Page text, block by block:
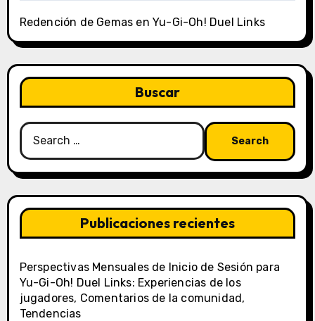
Redención de Gemas en Yu-Gi-Oh! Duel Links
Buscar
Search
for:
Publicaciones recientes
Perspectivas Mensuales de Inicio de Sesión para
Yu-Gi-Oh! Duel Links: Experiencias de los
jugadores, Comentarios de la comunidad,
Tendencias